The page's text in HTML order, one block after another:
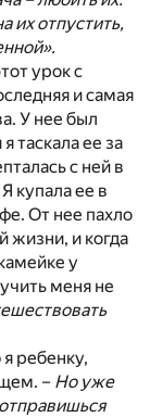
их отпустить,
урок с
и самая
У нее был
таскала ее за
с ней в
купала ее в
От нее пахло
жизни, и когда
у
меня не
ребенку,
– Но уже